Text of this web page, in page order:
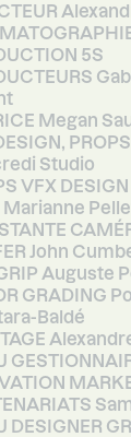
5S
Megan
Studio
VFX
Marianne
John
Auguste
GRADING
Baldé
DESIGNER